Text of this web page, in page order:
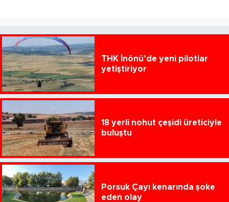
THK İnönü’de yeni pilotlar
yetiştiriyor
18 yerli nohut çeşidi üreticiyle
buluştu
Porsuk Çayı kenarında şoke
eden olay